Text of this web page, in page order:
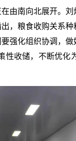
由南向北展开。
，粮食收购关系
强化组织协调，
收储，不断优